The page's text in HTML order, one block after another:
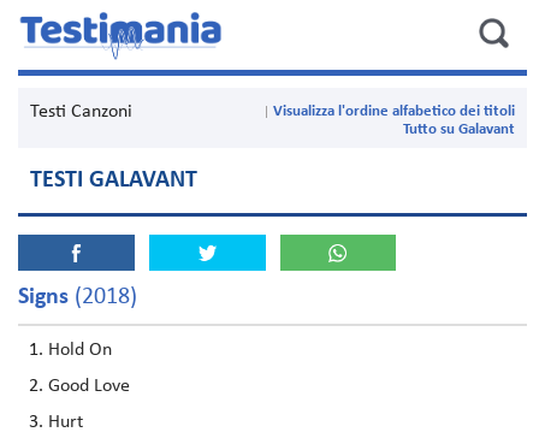
Testi Canzoni
Visualizza l'ordine alfabetico dei titoli
Tutto su Galavant
TESTI GALAVANT
Signs (2018)
Hold On
Good Love
Hurt